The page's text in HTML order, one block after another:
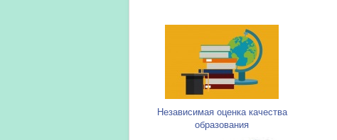
Независимая оценка качества
образования